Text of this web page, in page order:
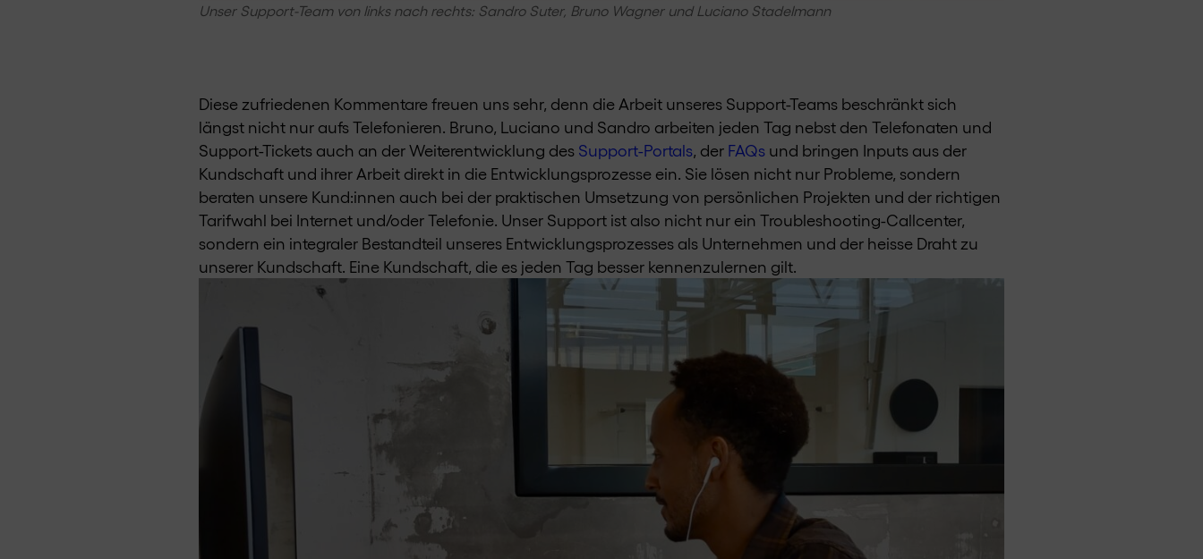
Unser Support-Team von links nach rechts: Sandro Suter, Bruno Wagner und Luciano Stadelmann
Diese zufriedenen Kommentare freuen uns sehr, denn die Arbeit unseres Support-Teams beschränkt sich
längst nicht nur aufs Telefonieren. Bruno, Luciano und Sandro arbeiten jeden Tag nebst den Telefonaten und
Support-Tickets auch an der Weiterentwicklung des Support-Portals , der FAQs und bringen Inputs aus der
Kundschaft und ihrer Arbeit direkt in die Entwicklungsprozesse ein. Sie lösen nicht nur Probleme, sondern
beraten unsere Kund:innen auch bei der praktischen Umsetzung von persönlichen Projekten und der richtigen
Tarifwahl bei Internet und/oder Telefonie. Unser Support ist also nicht nur ein Troubleshooting-Callcenter,
sondern ein integraler Bestandteil unseres Entwicklungsprozesses als Unternehmen und der heisse Draht zu
unserer Kundschaft. Eine Kundschaft, die es jeden Tag besser kennenzulernen gilt.